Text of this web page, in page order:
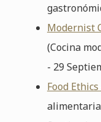
Modernist
(Cocina
- 29
Food
alimentaria